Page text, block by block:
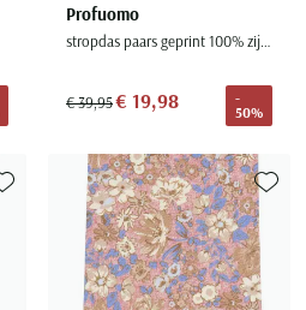
Profuomo
stropdas paars geprint 100% zijde
€ 39,95€ 19,98
-
50%
Toevoegen aan favorieten